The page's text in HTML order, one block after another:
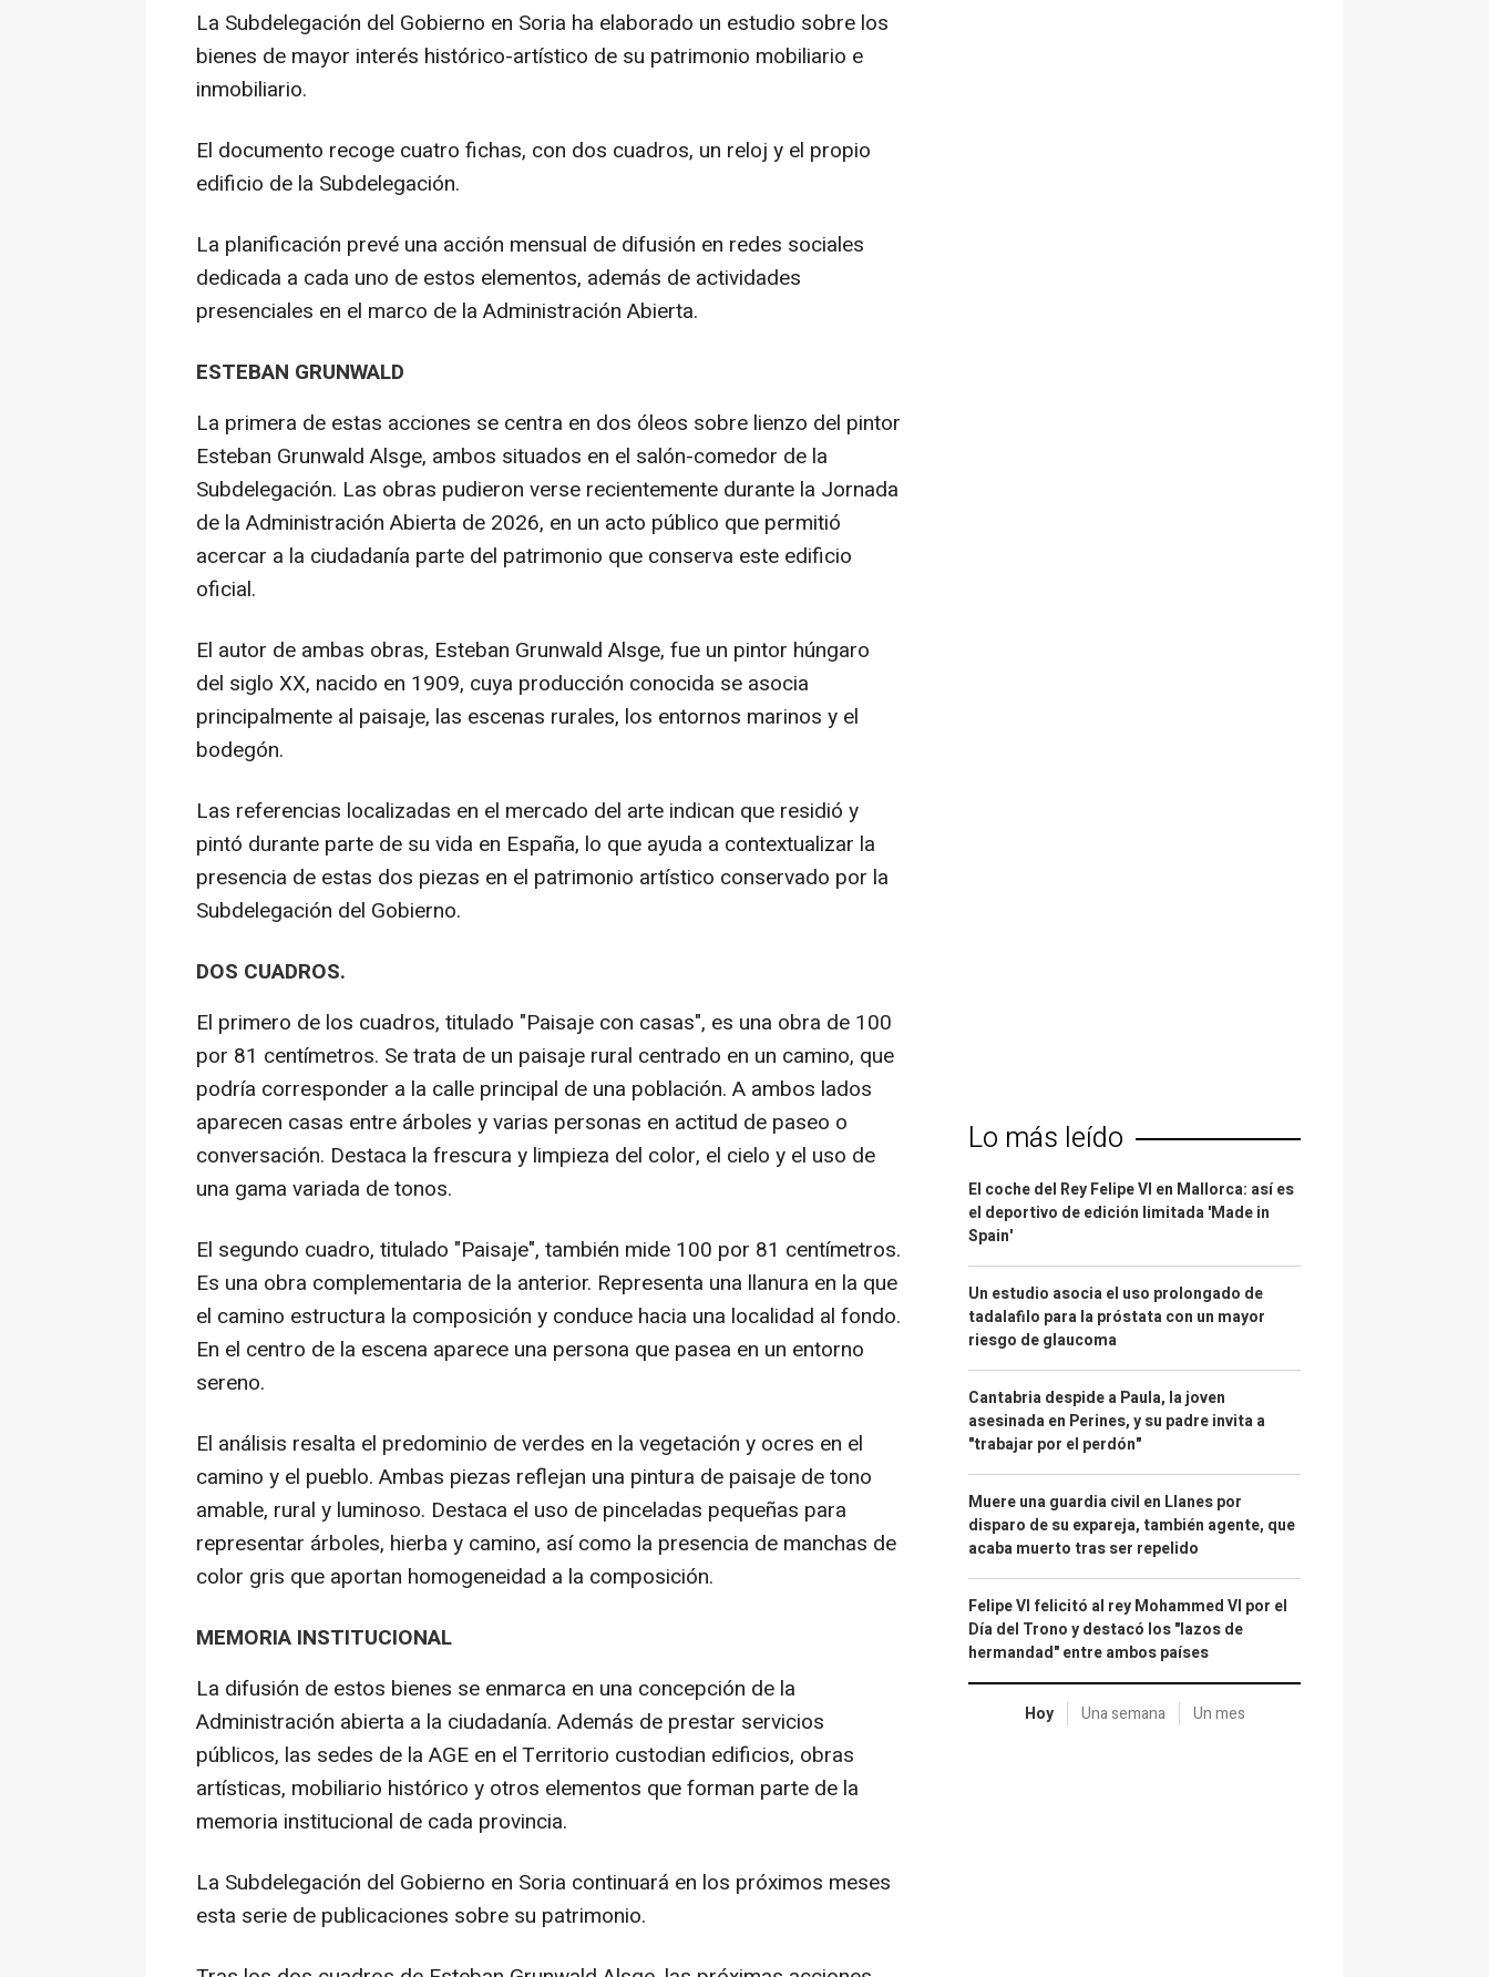
La Subdelegación del Gobierno en Soria ha elaborado un estudio sobre los
bienes de mayor interés histórico-artístico de su patrimonio mobiliario e
inmobiliario.
El documento recoge cuatro fichas, con dos cuadros, un reloj y el propio
edificio de la Subdelegación.
La planificación prevé una acción mensual de difusión en redes sociales
dedicada a cada uno de estos elementos, además de actividades
presenciales en el marco de la Administración Abierta.
ESTEBAN GRUNWALD
La primera de estas acciones se centra en dos óleos sobre lienzo del pintor
Esteban Grunwald Alsge, ambos situados en el salón-comedor de la
Subdelegación. Las obras pudieron verse recientemente durante la Jornada
de la Administración Abierta de 2026, en un acto público que permitió
acercar a la ciudadanía parte del patrimonio que conserva este edificio
oficial.
El autor de ambas obras, Esteban Grunwald Alsge, fue un pintor húngaro
del siglo XX, nacido en 1909, cuya producción conocida se asocia
principalmente al paisaje, las escenas rurales, los entornos marinos y el
bodegón.
Las referencias localizadas en el mercado del arte indican que residió y
pintó durante parte de su vida en España, lo que ayuda a contextualizar la
presencia de estas dos piezas en el patrimonio artístico conservado por la
Subdelegación del Gobierno.
DOS CUADROS.
El primero de los cuadros, titulado "Paisaje con casas", es una obra de 100
por 81 centímetros. Se trata de un paisaje rural centrado en un camino, que
podría corresponder a la calle principal de una población. A ambos lados
aparecen casas entre árboles y varias personas en actitud de paseo o
conversación. Destaca la frescura y limpieza del color, el cielo y el uso de
una gama variada de tonos.
El segundo cuadro, titulado "Paisaje", también mide 100 por 81 centímetros.
Es una obra complementaria de la anterior. Representa una llanura en la que
el camino estructura la composición y conduce hacia una localidad al fondo.
En el centro de la escena aparece una persona que pasea en un entorno
sereno.
El análisis resalta el predominio de verdes en la vegetación y ocres en el
camino y el pueblo. Ambas piezas reflejan una pintura de paisaje de tono
amable, rural y luminoso. Destaca el uso de pinceladas pequeñas para
representar árboles, hierba y camino, así como la presencia de manchas de
color gris que aportan homogeneidad a la composición.
MEMORIA INSTITUCIONAL
La difusión de estos bienes se enmarca en una concepción de la
Administración abierta a la ciudadanía. Además de prestar servicios
públicos, las sedes de la AGE en el Territorio custodian edificios, obras
artísticas, mobiliario histórico y otros elementos que forman parte de la
memoria institucional de cada provincia.
La Subdelegación del Gobierno en Soria continuará en los próximos meses
esta serie de publicaciones sobre su patrimonio.
Lo más leído
El coche del Rey Felipe VI en Mallorca: así es
el deportivo de edición limitada 'Made in
Spain'
Un estudio asocia el uso prolongado de
tadalafilo para la próstata con un mayor
riesgo de glaucoma
Cantabria despide a Paula, la joven
asesinada en Perines, y su padre invita a
"trabajar por el perdón"
Muere una guardia civil en Llanes por
disparo de su expareja, también agente, que
acaba muerto tras ser repelido
Felipe VI felicitó al rey Mohammed VI por el
Día del Trono y destacó los "lazos de
hermandad" entre ambos países
Hoy Una semana Un mes